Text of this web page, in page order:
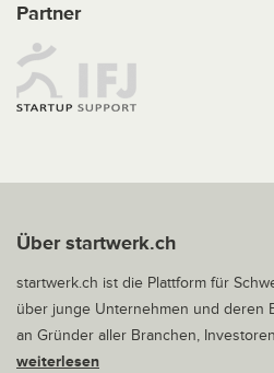
Partner
Über startwerk.ch
startwerk.ch ist die Plattform für
über junge Unternehmen und deren
an Gründer aller Branchen,
weiterlesen